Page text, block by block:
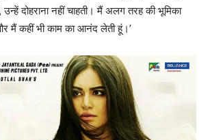
दोहराना नहीं चाहती। मैं अलग तरह की भूमिका
मैं कहीं भी काम का आनंद लेती हूं।’